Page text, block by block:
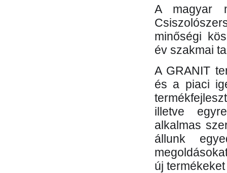
A magyar
minőségi
év szakmai
A GRANIT
és a piaci
illetve
alkalmas
állunk
új